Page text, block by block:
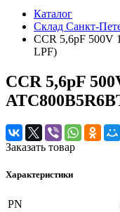
Каталог
Cклад Санкт-
CCR 5,6pF 500V
LPF)
CCR 5,6pF
Заказать товар
Характеристики
PN